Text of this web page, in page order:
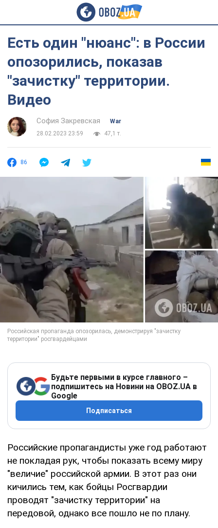
Есть один "нюанс": в России
опозорились, показав
"зачистку" территории.
Видео
София Закревская
War
28.02.2023 23:59
47,1 т.
86
Будьте первыми в курсе главного –
подпишитесь на Новини на OBOZ.UA в
Google
Подписаться
Российские пропагандисты уже год работают
не покладая рук, чтобы показать всему миру
"величие" российской армии. В этот раз они
кичились тем, как бойцы Росгвардии
проводят "зачистку территории" на
передовой, однако все пошло не по плану.